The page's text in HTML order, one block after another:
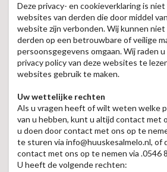
Deze privacy- en cookieverklaring is
websites van derden die door middel
website zijn verbonden. Wij kunnen
derden op een betrouwbare of veilige
persoonsgegevens omgaan. Wij raden u
privacy policy van deze websites te
websites gebruik te maken.
Uw wettelijke rechten
Als u vragen heeft of wilt weten welke
van u hebben, kunt u altijd contact met
u doen door contact met ons op te
te sturen via info@huuskesalmelo.nl, of
contact met ons op te nemen via .0546
U heeft de volgende rechten: